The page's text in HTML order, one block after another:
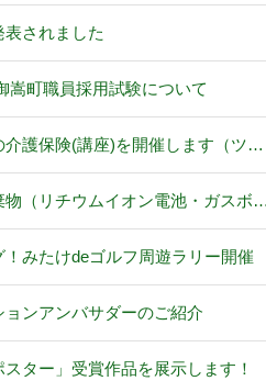
されました
嵩町職員採用試験について
介護保険(講座)を開催します（ツ…
物（リチウムイオン電池・ガスボ…
！みたけdeゴルフ周遊ラリー開催
ンアンバサダーのご紹介
スター」受賞作品を展示します！